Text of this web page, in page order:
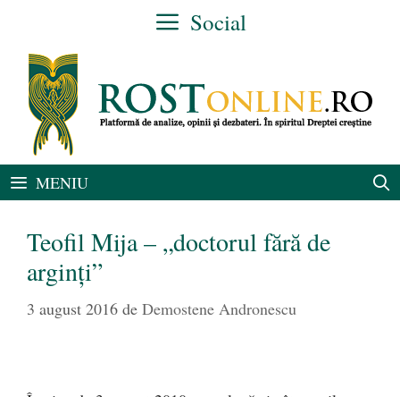
conținut
Social
MENIU
Teofil Mija – „doctorul fără de
arginți”
3 august 2016 de Demostene Andronescu